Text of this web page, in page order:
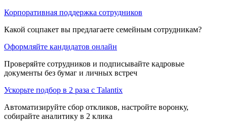
Корпоративная поддержка сотрудников
Какой соцпакет вы предлагаете семейным сотрудникам?
Оформляйте кандидатов онлайн
Проверяйте сотрудников и подписывайте кадровые
документы без бумаг и личных встреч
Ускорьте подбор в 2 раза с Talantix
Автоматизируйте сбор откликов, настройте воронку,
собирайте аналитику в 2 клика